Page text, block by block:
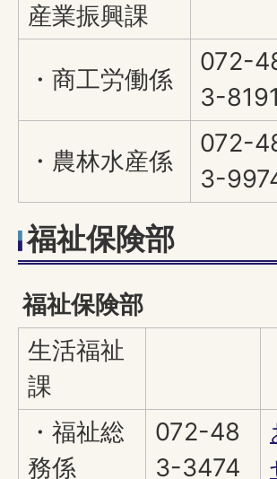
産業振興課
・商工労働係
072-
3-8191
・農林水産係
072-
3-
福祉保険部
福祉保険部
生活福祉
課
・福祉総
務係
072-48
3-3474